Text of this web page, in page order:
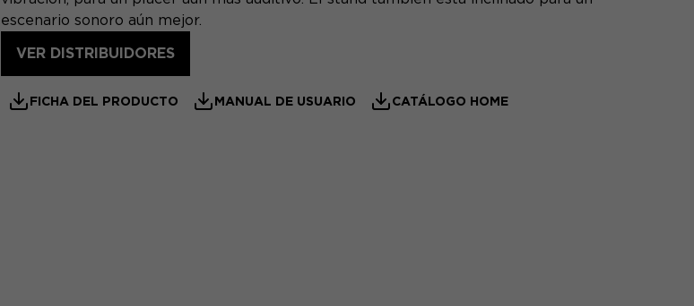
escenario sonoro aún mejor.
VER DISTRIBUIDORES
FICHA DEL PRODUCTO MANUAL DE USUARIO CATÁLOGO HOME